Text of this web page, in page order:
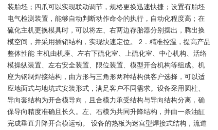
装胎坯；四爪可以实现联动调节，规格更换迅速快捷；设置有胎坯
电气检测装置，能够自动判断动作命令的执行，自动化程度高；在
硫化主机更换模具时，可以将左、右两边存胎器分别摆出，腾出换
模空间，并采用插销结构，实现快速定位。 2．精准控温，提高产品
整体性能 主机由机座、左右下硫化室、上硫化室、中心机构、活络
模操纵装置、左右安全装置、限位装置、模型开合机构等组成。机
座为钢制焊接结构，由方形与三角形两种结构供客户选择，可以适
应地面式与地坑式安装形式，满足客户不同需求。设备采用圆柱、
导向套结构为开合模导向，且合模力承受结构与导向结构分离，确
保导向精度准确且长久。左、右模为共同升降结构，并由一条油缸
完成垂直升降开合模运动。 设备的热板为迷宫型焊接式结构，流道